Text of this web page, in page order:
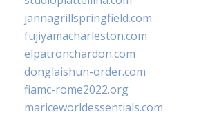
jannagrillspringfield.com
fujiyamacharleston.com
elpatronchardon.com
donglaishun-order.com
fiamc-rome2022.org
mariceworldessentials.com